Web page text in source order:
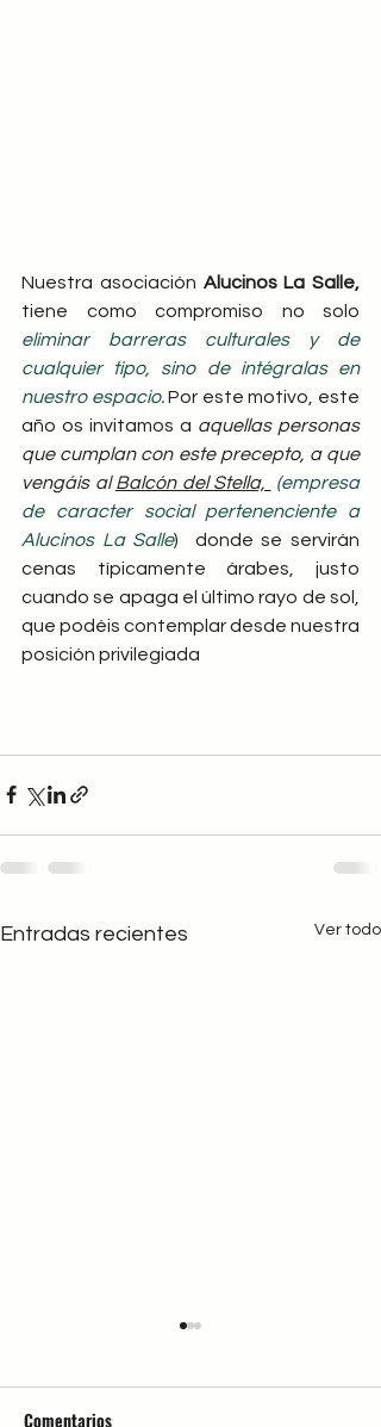
Nuestra asociación
eliminar barreras culturales y de
cualquier tipo, sino de intégralas en
nuestro espacio. Por este motivo, este
año os invitamos a aquellas personas
que cumplan con este precepto, a que
vengáis al Balcón del Stella,
(empresa
de caracter social pertenenciente a
Alucinos La Salle)  donde se servirán
cenas típicamente árabes, justo
cuando se apaga el último rayo de sol,
que podéis contemplar desde nuestra
posición privilegiada
Entradas recientes Ver todo
Comentarios